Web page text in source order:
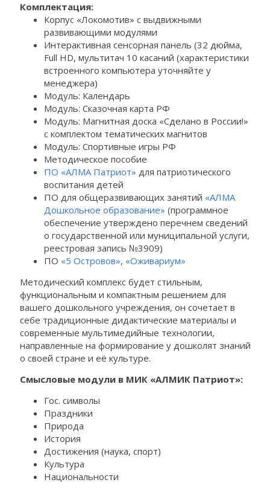
Комплектация:
Корпус «Локомотив» с выдвижными
развивающими модулями
Интерактивная сенсорная панель (32 дюйма,
Full HD, мультитач 10 касаний (характеристики
встроенного компьютера уточняйте у
менеджера)
Модуль: Календарь
Модуль: Сказочная карта РФ
Модуль: Магнитная доска «Сделано в России!»
с комплектом тематических магнитов
Модуль: Спортивные игры РФ
Методическое пособие
ПО «АЛМА Патриот» для патриотического
воспитания детей
ПО для общеразвивающих занятий «АЛМА
Дошкольное образование» (программное
обеспечение утверждено перечнем сведений
о государственной или муниципальной услуги,
реестровая запись №3909)
ПО «5 Островов», «Оживариум»
Методический комплекс будет стильным,
функциональным и компактным решением для
вашего дошкольного учреждения, он сочетает в
себе традиционные дидактические материалы и
современные мультимедийные технологии,
направленные на формирование у дошколят знаний
о своей стране и её культуре.
Смысловые модули в МИК «АЛМИК Патриот»:
Гос. символы
Праздники
Природа
История
Достижения (наука, спорт)
Культура
Национальности